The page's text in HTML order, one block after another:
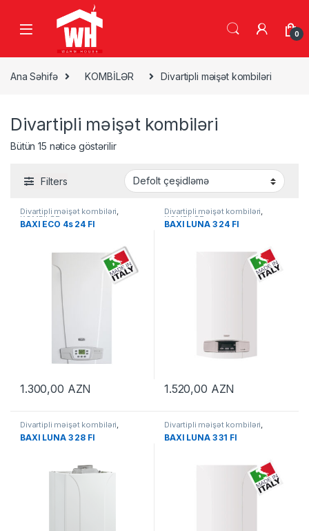
Skip to navigation
0
Ana Səhifə KOMBİLƏR Divartipli məişət kombiləri
Divartipli məişət kombiləri
Bütün 15 nəticə göstərilir
Filters
Divartipli məişət kombiləri,
KOMBİLƏR
BAXI ECO 4s 24 FI
1.300,00 AZN
Divartipli məişət kombiləri,
KOMBİLƏR
BAXI LUNA 3 24 FI
1.520,00 AZN
Divartipli məişət kombiləri,
KOMBİLƏR
BAXI LUNA 3 28 FI
Divartipli məişət kombiləri,
KOMBİLƏR
BAXI LUNA 3 31 FI